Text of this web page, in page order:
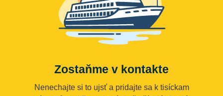
Zostaňme v kontakte
Nenechajte si to ujsť a pridajte sa k tisíckam